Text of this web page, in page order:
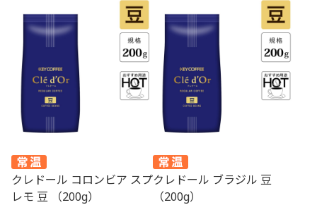
クレドール コロンビア スプ
レモ 豆 （200g）
クレドール ブラジル 豆
（200g）